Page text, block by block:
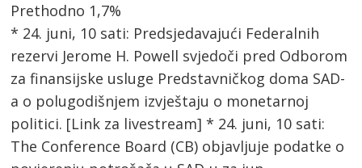
Prethodno 1,7%
* 24. juni, 10 sati: Predsjedavajući Federalnih
rezervi Jerome H. Powell svjedoči pred Odborom
za finansijske usluge Predstavničkog doma SAD-
a o polugodišnjem izvještaju o monetarnoj
politici. [Link za livestream] * 24. juni, 10 sati:
The Conference Board (CB) objavljuje podatke o